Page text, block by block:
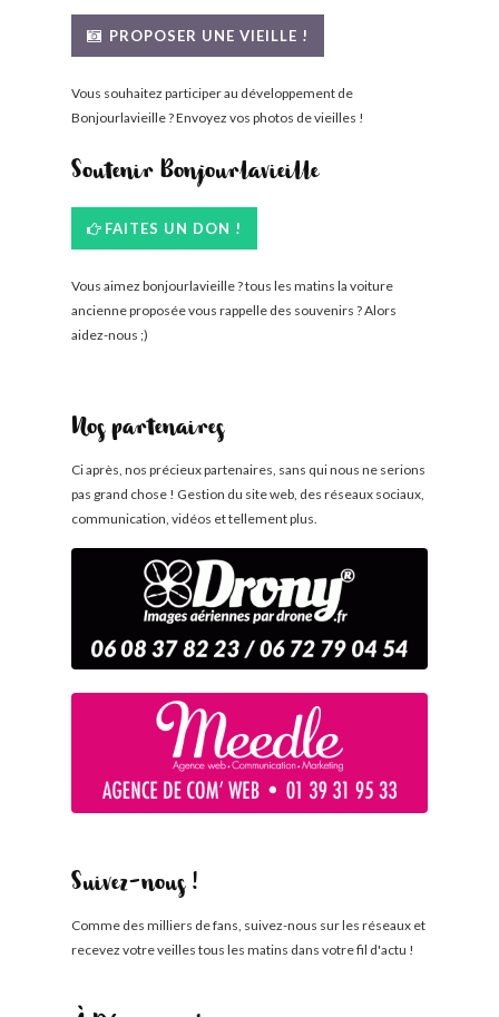
PROPOSER UNE VIEILLE !
Vous souhaitez participer au développement de
Bonjourlavieille ? Envoyez vos photos de vieilles !
Soutenir Bonjourlavieille
FAITES UN DON !
Vous aimez bonjourlavieille ? tous les matins la voiture
ancienne proposée vous rappelle des souvenirs ? Alors
aidez-nous ;)
Nos partenaires
Ci après, nos précieux partenaires, sans qui nous ne serions
pas grand chose ! Gestion du site web, des réseaux sociaux,
communication, vidéos et tellement plus.
Suivez-nous !
Comme des milliers de fans, suivez-nous sur les réseaux et
recevez votre veilles tous les matins dans votre fil d'actu !